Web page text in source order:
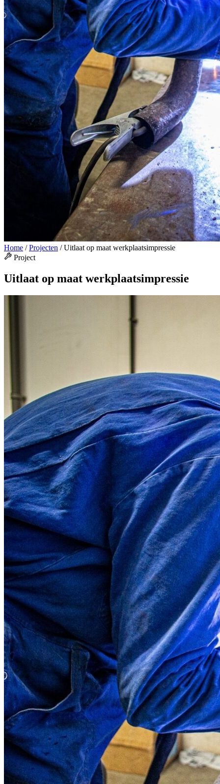
Home / Projecten / Uitlaat op maat werkplaatsimpressie
Project
Uitlaat op maat werkplaatsimpressie